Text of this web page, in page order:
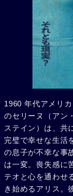
1960 年代アメリ
のセリーヌ（アン
ステイン）は、共
完璧で幸せな生活
の息子が不幸な事
は一変。喪失感に
テオと心を通わせ
き始めるアリス。